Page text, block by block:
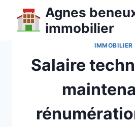
contenu
Agnes
immobilier
IMMOBILIER
Salaire